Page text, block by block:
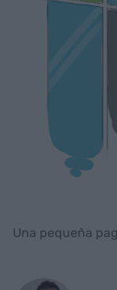
Una pequeña